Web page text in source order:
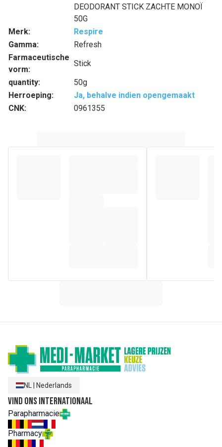
DEODORANT STICK ZACHTE MONOÏ
50G
Merk:
Respire
Gamma:
Refresh
Farmaceutische
vorm:
Stick
quantity:
50g
Herroeping:
Ja, behalve indien opengemaakt
CNK:
0961355
NL Nederlands
Vind ons internationaal
Parapharmacie
Pharmacy